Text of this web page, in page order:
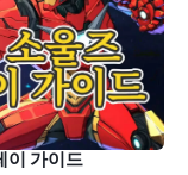
이 가이드